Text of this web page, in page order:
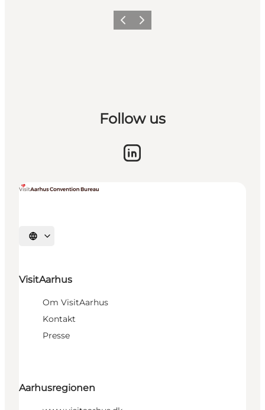
ForrigeNæste
Follow us
Vælg sprog
VisitAarhus
Om VisitAarhus
Kontakt
Presse
Aarhusregionen